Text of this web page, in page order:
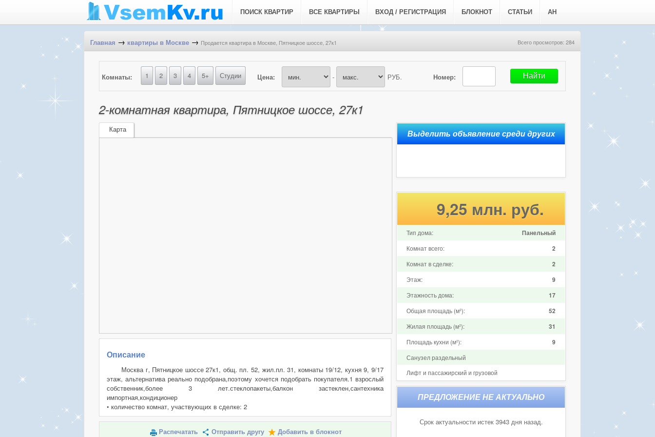
ПОИСК КВАРТИР ВСЕ КВАРТИРЫ ВХОД / РЕГИСТРАЦИЯ БЛОКНОТ СТАТЬИ АН
Главная → квартиры в Москве → Продается квартира в Москве, Пятницкое шоссе, 27к1 Всего просмотров: 284
Номер:
Комнаты: 1 2 3 4 5+ Студии Цена: - РУБ.
2-комнатная квартира, Пятницкое шоссе, 27к1
Карта
Описание
Москва г, Пятницкое шоссе 27к1, общ. пл. 52, жил.пл. 31, комнаты 19/12, кухня 9, 9/17
этаж, альтернатива реально подобрана,поэтому хочется подобрать покупателя.1 взрослый
собственник,более 3 лет.стеклопакеты,балкон застеклен,сантехника
импортная,кондиционер
• количество комнат, участвующих в сделке: 2
Распечатать Отправить другу Добавить в блокнот
9,25 млн. руб.
Тип дома: Панельный
Комнат всего: 2
Комнат в сделке: 2
Этаж: 9
Этажность дома: 17
Общая площадь (м²): 52
Жилая площадь (м²): 31
Площадь кухни (м²): 9
Санузел раздельный
Лифт и пассажирский и грузовой
Срок актуальности истек 3943 дня назад.